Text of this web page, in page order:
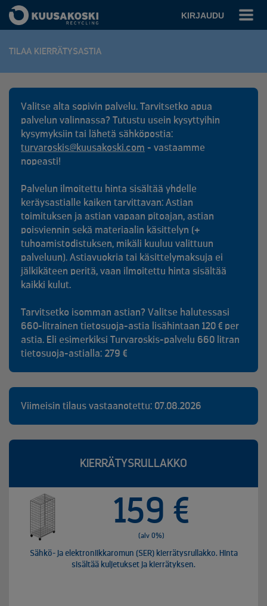
KIRJAUDU
TILAA KIERRÄTYSASTIA
Valitse alta sopivin palvelu. Tarvitsetko apua
palvelun valinnassa? Tutustu usein kysyttyihin
kysymyksiin tai lähetä sähköpostia:
turvaroskis@kuusakoski.com - vastaamme
nopeasti!
Palvelun ilmoitettu hinta sisältää yhdelle
keräysastialle kaiken tarvittavan: Astian
toimituksen ja astian vapaan pitoajan, astian
poisviennin sekä materiaalin käsittelyn (+
tuhoamistodistuksen, mikäli kuuluu valittuun
palveluun). Astiavuokria tai käsittelymaksuja ei
jälkikäteen peritä, vaan ilmoitettu hinta sisältää
kaikki kulut.
Tarvitsetko isomman astian? Valitse halutessasi
660-litrainen tietosuoja-astia lisähintaan 120 € per
astia. Eli esimerkiksi Turvaroskis-palvelu 660 litran
tietosuoja-astialla: 279 €
Viimeisin tilaus vastaanotettu: 07.08.2026
KIERRÄTYSRULLAKKO
159 €
(alv 0%)
Sähkö- ja elektroniikkaromun (SER) kierrätysrullakko. Hinta
sisältää kuljetukset ja kierrätyksen.